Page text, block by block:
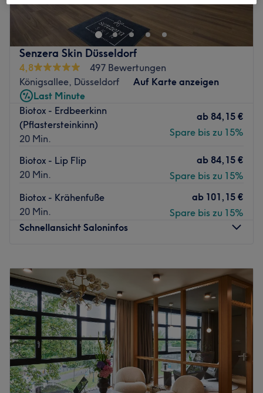
Senzera Skin Düsseldorf
4,8
497 Bewertungen
Königsallee, Düsseldorf
Auf Karte anzeigen
Last Minute
Biotox - Erdbeerkinn
(Pflastersteinkinn)
20 Min.
ab 84,15 €
Spare bis zu 15%
Biotox - Lip Flip
20 Min.
ab 84,15 €
Spare bis zu 15%
Biotox - Krähenfuße
20 Min.
ab 101,15 €
Spare bis zu 15%
Schnellansicht Saloninfos
Dienstag
19:00
Mittwoch
10:00–20:00
Donnerstag
–20:00
Freitag
10:00– 20:00
Samstag
10:00– 17:00
Sonntag
Geschlossen
Zeitlos stilvoll präsentiert sich Senzera Skin in Düsseldorf,
Stadtmitte und bietet ein breit gefächertes Spektrum von